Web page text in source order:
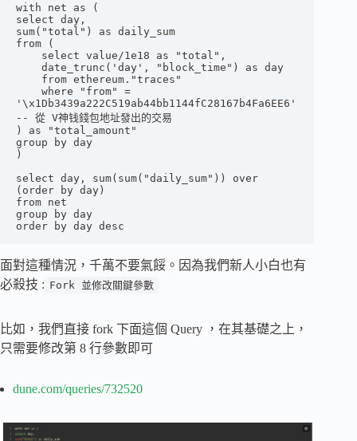
with net as (
select day,
sum("total") as daily_sum
from (
'\x1Db3439a222C519ab44bb1144fC28167b4Fa6EE6'
-- 從 V神钱錢包地址發出的交易
) as "total_amount"
group by day
)
select day, sum(sum("daily_sum")) over
(order by day)
from net
group by day
order by day desc
面對這種情況，千萬不要氣餒。因為我們新人小白也有
必殺技 : Fork 並修改關鍵參數
比如，我們直接 fork 下面這個 Query ，在其基礎之上，
只需要修改第 8 行參數即可
dune.com/queries/732520